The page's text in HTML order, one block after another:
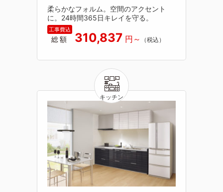
柔らかなフォルム。空間のアクセント
に。24時間365日キレイを守る。
総額 310,837